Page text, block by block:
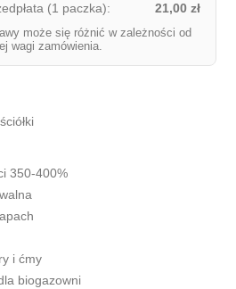
(1 paczka):
21,00 zł
może się różnić w zależności od
wagi zamówienia.
350-400%
i ćmy
biogazowni